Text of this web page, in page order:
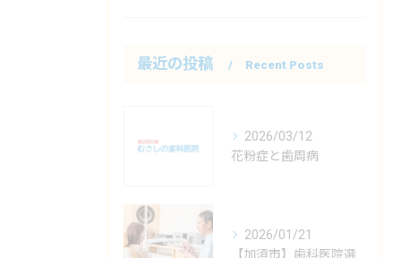
最近の投稿 Recent Posts
2026/03/12
花粉症と歯周病
2026/01/21